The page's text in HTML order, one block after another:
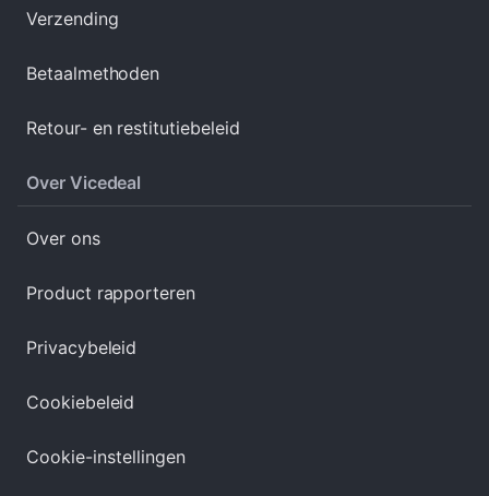
Verzending
Betaalmethoden
Retour- en restitutiebeleid
Over Vicedeal
Over ons
Product rapporteren
Privacybeleid
Cookiebeleid
Cookie-instellingen